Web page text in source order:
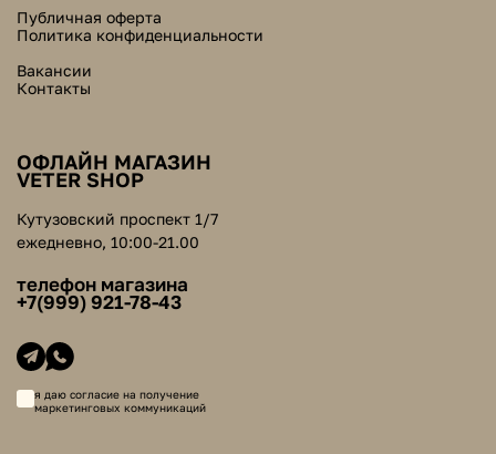
Публичная оферта
Политика конфиденциальности
Вакансии
Контакты
ОФЛАЙН МАГАЗИН
VETER SHOP
Кутузовский проспект 1/7
ежедневно, 10:00-21.00
телефон магазина
+7(999) 921-78-43
я даю согласие на получение
маркетинговых коммуникаций